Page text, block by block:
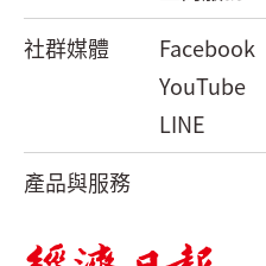
社群媒體
Facebook
YouTube
LINE
產品與服務